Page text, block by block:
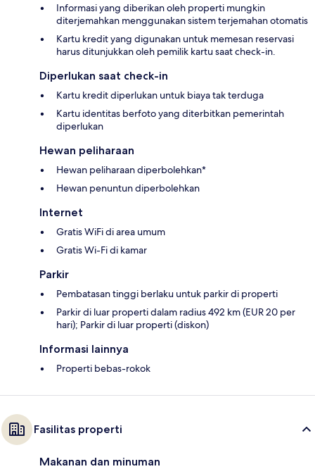
Informasi yang diberikan oleh properti mungkin
diterjemahkan menggunakan sistem terjemahan otomatis
Kartu kredit yang digunakan untuk memesan reservasi
harus ditunjukkan oleh pemilik kartu saat check-in.
Diperlukan saat check-in
Kartu kredit diperlukan untuk biaya tak terduga
Kartu identitas berfoto yang diterbitkan pemerintah
diperlukan
Hewan peliharaan
Hewan peliharaan diperbolehkan*
Hewan penuntun diperbolehkan
Internet
Gratis WiFi di area umum
Gratis Wi-Fi di kamar
Parkir
Pembatasan tinggi berlaku untuk parkir di properti
Parkir di luar properti dalam radius 492 km (EUR 20 per
hari); Parkir di luar properti (diskon)
Informasi lainnya
Properti bebas-rokok
Fasilitas properti
Makanan dan minuman